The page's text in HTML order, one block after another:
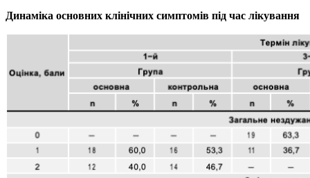
Динаміка основних клінічних симптомів під час лікування